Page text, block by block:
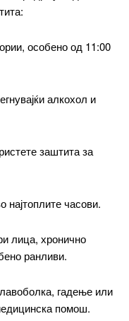
особено од 11:00
алкохол и
заштита за
најтоплите часови.
лица, хронично
ранливи.
гадење или
помош.